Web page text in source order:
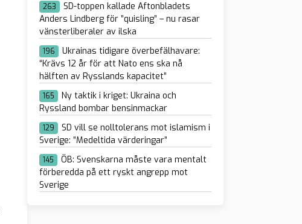
263
SD-toppen kallade Aftonbladets
Anders Lindberg för ”quisling” – nu rasar
vänsterliberaler av ilska
196
Ukrainas tidigare överbefälhavare:
“Krävs 12 år för att Nato ens ska nå
hälften av Rysslands kapacitet”
165
Ny taktik i kriget: Ukraina och
Ryssland bombar bensinmackar
129
SD vill se nolltolerans mot islamism i
Sverige: ”Medeltida värderingar”
145
ÖB: Svenskarna måste vara mentalt
förberedda på ett ryskt angrepp mot
Sverige